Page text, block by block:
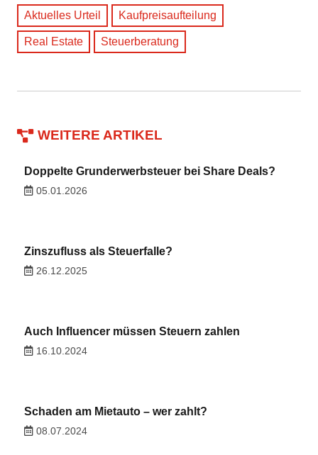
Aktuelles Urteil Kaufpreisaufteilung
Real Estate Steuerberatung
WEITERE ARTIKEL
Doppelte Grunderwerbsteuer bei Share Deals?
05.01.2026
Zinszufluss als Steuerfalle?
26.12.2025
Auch Influencer müssen Steuern zahlen
16.10.2024
Schaden am Mietauto – wer zahlt?
08.07.2024